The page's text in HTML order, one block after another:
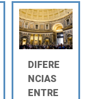
DIFERE
NCIAS
ENTRE